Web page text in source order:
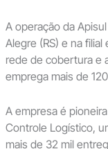
A operação da
Alegre (RS) e na
rede de cobertura e
emprega mais de
A empresa é
Controle Logístico,
mais de 32 mil